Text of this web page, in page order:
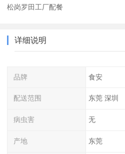
松岗罗田工厂配餐
详细说明
品牌 食安
配送范围 东莞 深圳
病虫害 无
产地 东莞